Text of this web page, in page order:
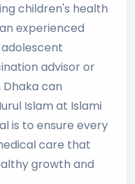
children's health
experienced
advisor or
can
Islam at Islami
is to ensure every
care that
growth and